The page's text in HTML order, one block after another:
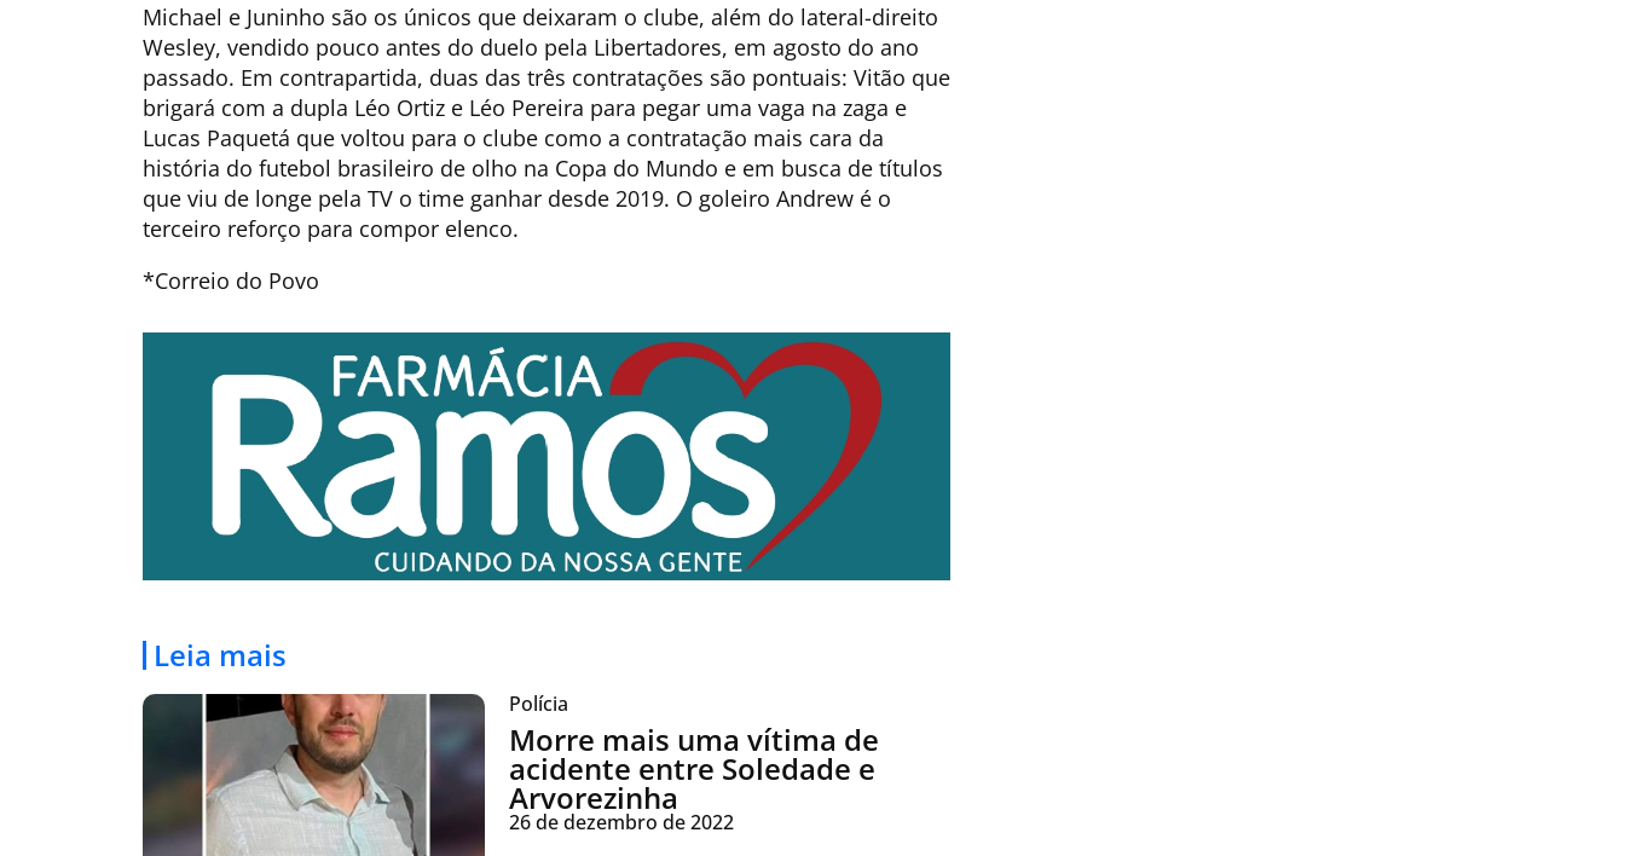
Michael e Juninho são os únicos que deixaram o clube, além do lateral-direito
Wesley, vendido pouco antes do duelo pela Libertadores, em agosto do ano
passado. Em contrapartida, duas das três contratações são pontuais: Vitão que
brigará com a dupla Léo Ortiz e Léo Pereira para pegar uma vaga na zaga e
Lucas Paquetá que voltou para o clube como a contratação mais cara da
história do futebol brasileiro de olho na Copa do Mundo e em busca de títulos
que viu de longe pela TV o time ganhar desde 2019. O goleiro Andrew é o
terceiro reforço para compor elenco.
*Correio do Povo
Leia mais
Polícia
Morre mais uma vítima de
acidente entre Soledade e
Arvorezinha
26 de dezembro de 2022